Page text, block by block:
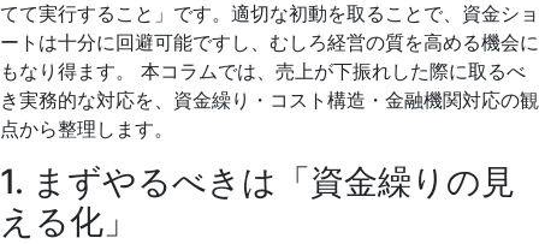
てて実行すること」です。適切な初動を取ることで、資金ショ
ートは十分に回避可能ですし、むしろ経営の質を高める機会に
もなり得ます。 本コラムでは、売上が下振れした際に取るべ
き実務的な対応を、資金繰り・コスト構造・金融機関対応の観
点から整理します。
1. まずやるべきは「資金繰りの見
える化」